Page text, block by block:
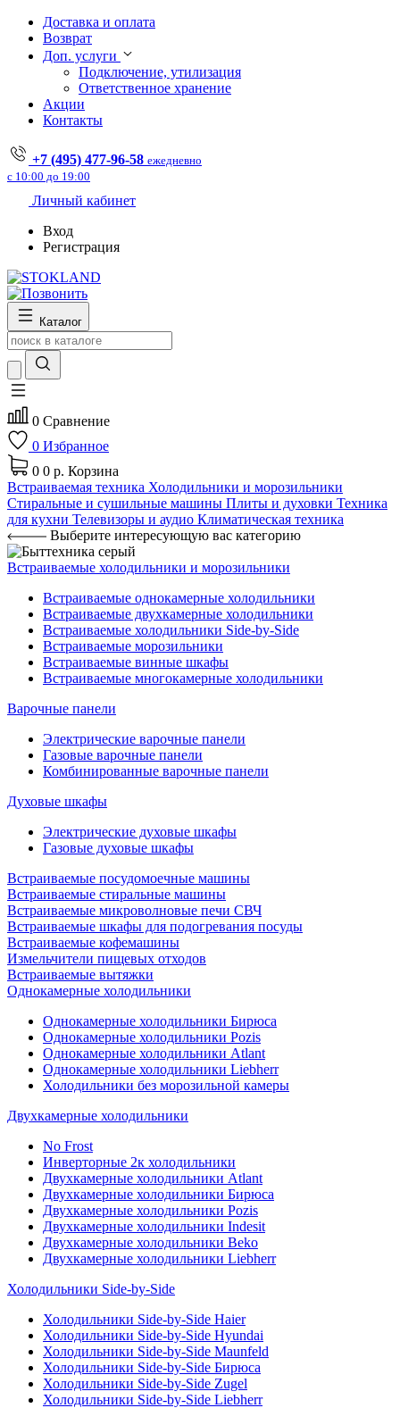
Доставка и оплата
Возврат
Доп. услуги
Подключение, утилизация
Ответственное хранение
Акции
Контакты
+7 (495) 477-96-58 ежедневно
с 10:00 до 19:00
Личный кабинет
Вход
Регистрация
Каталог
0 Сравнение
0 Избранное
0 0 р. Корзина
Встраиваемая техника Холодильники и морозильники
Стиральные и сушильные машины Плиты и духовки Техника
для кухни Телевизоры и аудио Климатическая техника
Выберите интересующую вас категорию
Встраиваемые холодильники и морозильники
Встраиваемые однокамерные холодильники
Встраиваемые двухкамерные холодильники
Встраиваемые холодильники Side-by-Side
Встраиваемые морозильники
Встраиваемые винные шкафы
Встраиваемые многокамерные холодильники
Варочные панели
Электрические варочные панели
Газовые варочные панели
Комбинированные варочные панели
Духовые шкафы
Электрические духовые шкафы
Газовые духовые шкафы
Встраиваемые посудомоечные машины
Встраиваемые стиральные машины
Встраиваемые микроволновые печи СВЧ
Встраиваемые шкафы для подогревания посуды
Встраиваемые кофемашины
Измельчители пищевых отходов
Встраиваемые вытяжки
Однокамерные холодильники
Однокамерные холодильники Бирюса
Однокамерные холодильники Pozis
Однокамерные холодильники Atlant
Однокамерные холодильники Liebherr
Холодильники без морозильной камеры
Двухкамерные холодильники
No Frost
Инверторные 2к холодильники
Двухкамерные холодильники Atlant
Двухкамерные холодильники Бирюса
Двухкамерные холодильники Pozis
Двухкамерные холодильники Indesit
Двухкамерные холодильники Beko
Двухкамерные холодильники Liebherr
Холодильники Side-by-Side
Холодильники Side-by-Side Haier
Холодильники Side-by-Side Hyundai
Холодильники Side-by-Side Maunfeld
Холодильники Side-by-Side Бирюса
Холодильники Side-by-Side Zugel
Холодильники Side-by-Side Liebherr